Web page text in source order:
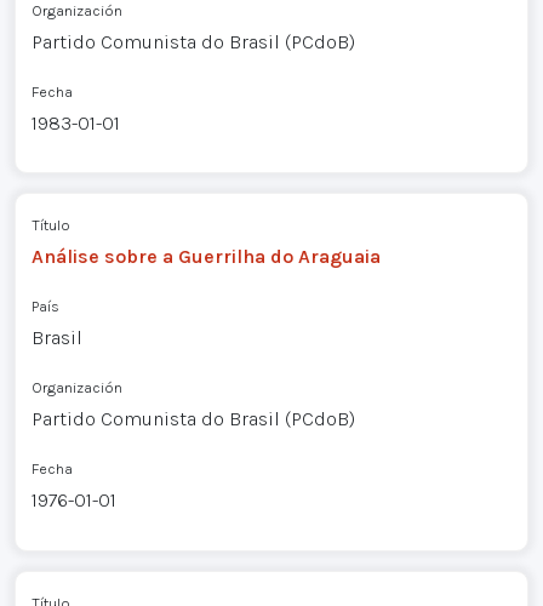
Organización
Partido Comunista do Brasil (PCdoB)
Fecha
1983-01-01
Título
Análise sobre a Guerrilha do Araguaia
País
Brasil
Organización
Partido Comunista do Brasil (PCdoB)
Fecha
1976-01-01